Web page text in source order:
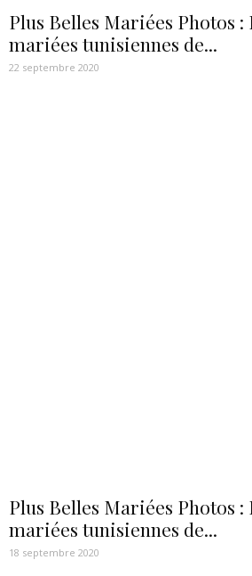
Plus Belles Mariées Photos :
mariées tunisiennes de...
22 septembre 2020
Plus Belles Mariées Photos :
mariées tunisiennes de...
18 septembre 2020